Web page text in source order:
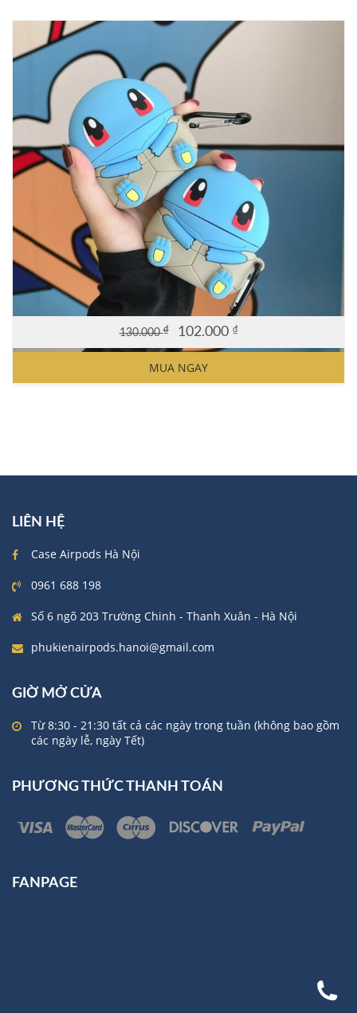
130.000₫
Original
was:
102.000 ₫
Current
is:
MUA NGAY
LIÊN HỆ
Case Airpods Hà Nội
0961 688 198
Số 6 ngõ 203 Trường Chinh - Thanh Xuân - Hà Nội
phukienairpods.hanoi@gmail.com
GIỜ MỞ CỬA
Từ 8:30 - 21:30 tất cả các ngày trong tuần (không bao gồm
các ngày lễ, ngày Tết)
PHƯƠNG THỨC THANH TOÁN
FANPAGE